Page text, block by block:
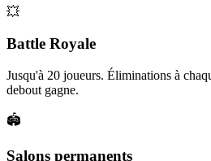
💥
Battle Royale
Jusqu'à 20 joueurs. Éliminations à
debout gagne.
🏟️
Salons permanents